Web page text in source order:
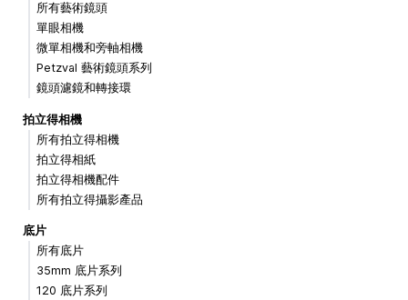
所有藝術鏡頭
單眼相機
微單相機和旁軸相機
Petzval 藝術鏡頭系列
鏡頭濾鏡和轉接環
拍立得相機
所有拍立得相機
拍立得相紙
拍立得相機配件
所有拍立得攝影產品
底片
所有底片
35mm 底片系列
120 底片系列